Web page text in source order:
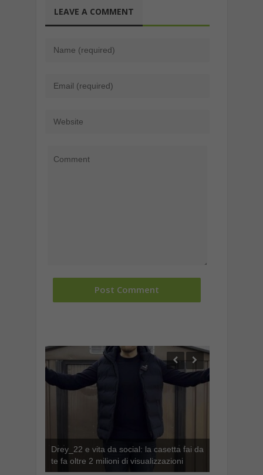
LEAVE A COMMENT
Drey_22 e vita da social: la casetta fai da
te fa oltre 2 milioni di visualizzazioni